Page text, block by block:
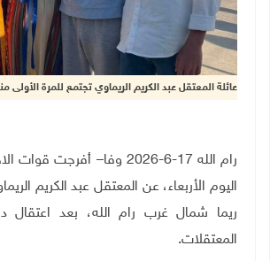
عائلة المعتقل عبد الكريم الريماوي تجتمع للمرة الأولى منذ 25
رام الله 17-6-2026 وفا– أفرجت
اليوم الأربعاء، عن المعتقل عبد الكريم
المعتقلات.